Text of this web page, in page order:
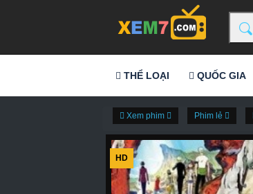
THỂ LOẠI QUỐC GIA
Xem phim Phim lẻ
HD